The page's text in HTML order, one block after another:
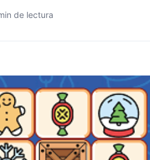
de lectura